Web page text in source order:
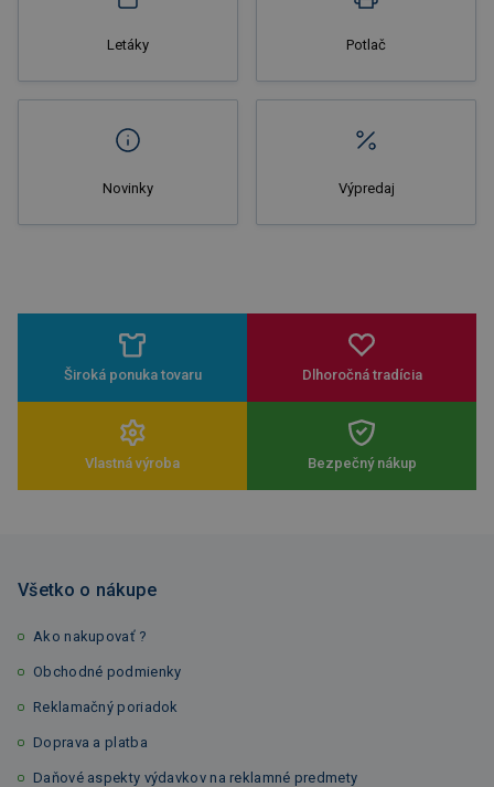
Letáky Potlač
Novinky Výpredaj
Široká ponuka tovaru Dlhoročná tradícia
Vlastná výroba Bezpečný nákup
Všetko o nákupe
Ako nakupovať ?
Obchodné podmienky
Reklamačný poriadok
Doprava a platba
Daňové aspekty výdavkov na reklamné predmety